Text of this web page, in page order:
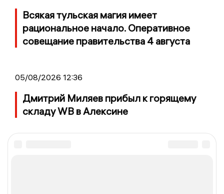
Всякая тульская магия имеет
рациональное начало. Оперативное
совещание правительства 4 августа
05/08/2026 12:36
Дмитрий Миляев прибыл к горящему
складу WB в Алексине